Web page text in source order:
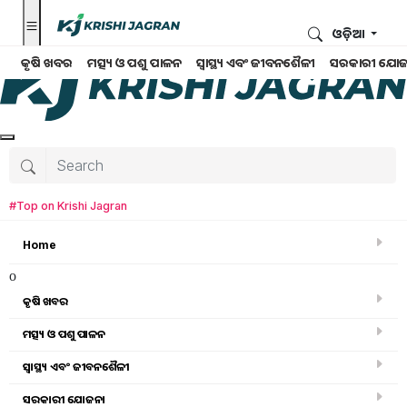
କୃଷି ଖବର ମତ୍ସ୍ୟ ଓ ପଶୁ ପାଳନ ସ୍ୱାସ୍ଥ୍ୟ ଏବଂ ଜୀବନଶୈଳୀ ସରକାରୀ
ଓଡ଼ିଆ
#Top on Krishi Jagran
Home
o
କୃଷି ଖବର
ମତ୍ସ୍ୟ ଓ ପଶୁ ପାଳନ
ସ୍ୱାସ୍ଥ୍ୟ ଏବଂ ଜୀବନଶୈଳୀ
ସରକାରୀ ଯୋଜନା
ମତ୍ସ୍ୟ ଓ ପଶୁ ପାଳନ